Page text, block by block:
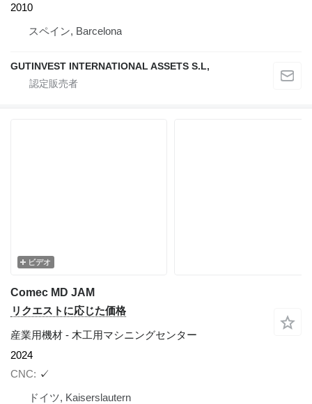
2010
スペイン, Barcelona
GUTINVEST INTERNATIONAL ASSETS S.L,
ビデオ
Comec MD JAM
リクエストに応じた価格
産業用機材 - 木工用マシニングセンター
2024
CNC
✓
ドイツ, Kaiserslautern